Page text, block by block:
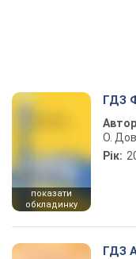
показати
обкладинку
ГДЗ
О.
Рік:
ГДЗ